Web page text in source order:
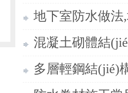
地下室防水做
混凝土砌體結
多層輕鋼結(jié)